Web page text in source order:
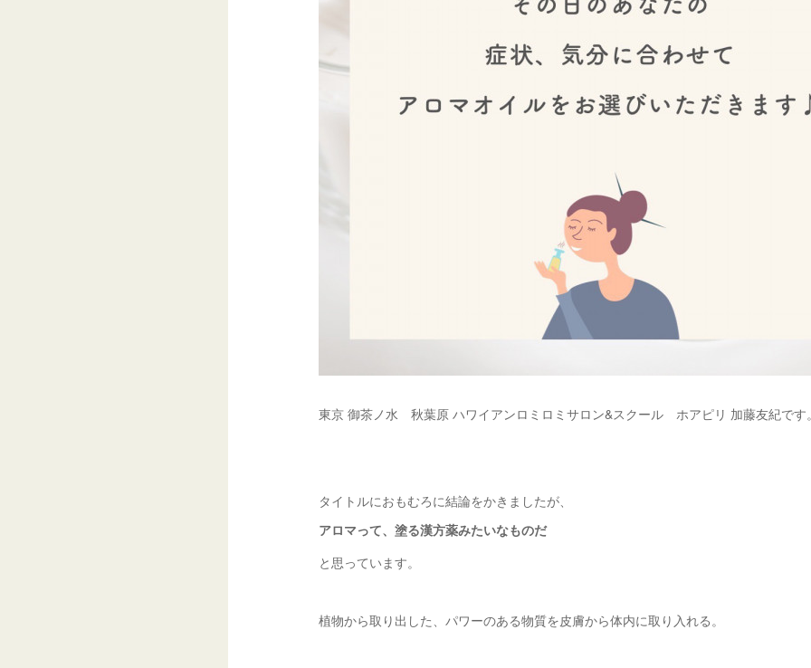
東京 御茶ノ水 秋葉原 ハワイアンロミロミサロン&スクール ホアピリ 加藤友紀です
タイトルにおもむろに結論をかきましたが、
アロマって、塗る漢方薬みたいなものだ
と思っています。
植物から取り出した、パワーのある物質を皮膚から体内に取り入れる。